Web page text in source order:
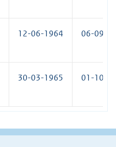
12-06-1964 06-09-
30-03-1965 01-10-